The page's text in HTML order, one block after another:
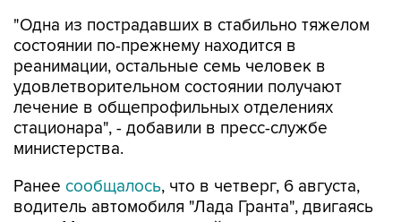
"Одна из пострадавших в стабильно тяжелом
состоянии по-прежнему находится в
реанимации, остальные семь человек в
удовлетворительном состоянии получают
лечение в общепрофильных отделениях
стационара", - добавили в пресс-службе
министерства.
Ранее сообщалось, что в четверг, 6 августа,
водитель автомобиля "Лада Гранта", двигаясь